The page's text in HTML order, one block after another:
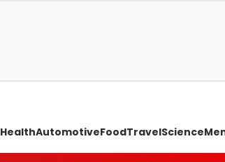
HealthAutomotiveFoodTravelScience